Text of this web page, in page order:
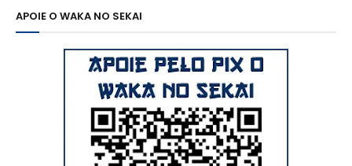
APOIE O WAKA NO SEKAI